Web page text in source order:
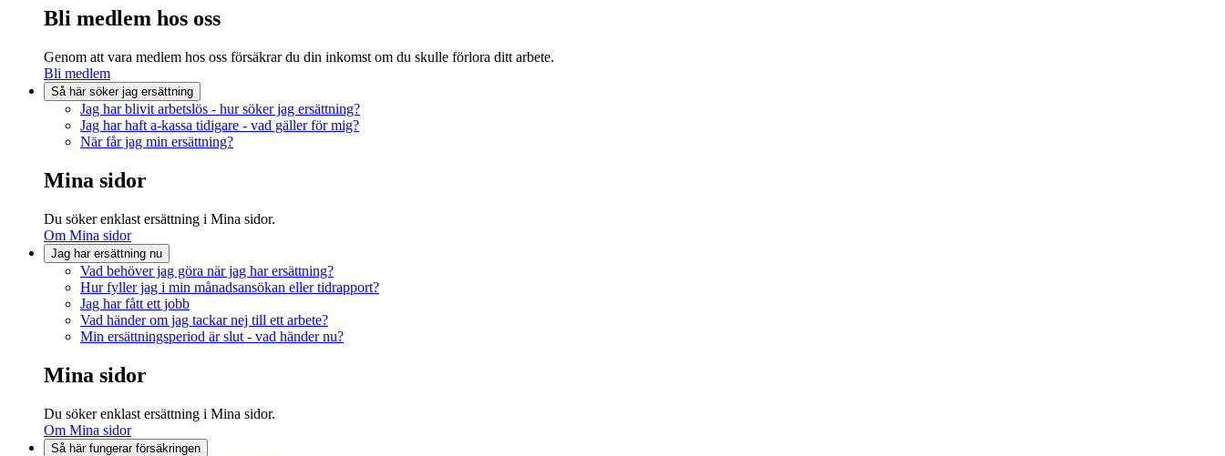
Bli medlem hos oss
Genom att vara medlem hos oss försäkrar du din inkomst om du skulle förlora ditt arbete.
Bli medlem
Så här söker jag ersättning
Jag har blivit arbetslös - hur söker jag ersättning?
Jag har haft a-kassa tidigare - vad gäller för mig?
När får jag min ersättning?
Mina sidor
Du söker enklast ersättning i Mina sidor.
Om Mina sidor
Jag har ersättning nu
Vad behöver jag göra när jag har ersättning?
Hur fyller jag i min månadsansökan eller tidrapport?
Jag har fått ett jobb
Vad händer om jag tackar nej till ett arbete?
Min ersättningsperiod är slut - vad händer nu?
Mina sidor
Du söker enklast ersättning i Mina sidor.
Om Mina sidor
Så här fungerar försäkringen